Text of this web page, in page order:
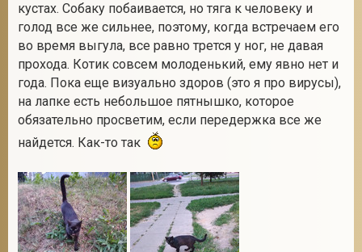
кустах. Собаку побаивается, но тяга к человеку и
голод все же сильнее, поэтому, когда встречаем его
во время выгула, все равно трется у ног, не давая
прохода. Котик совсем молоденький, ему явно нет и
года. Пока еще визуально здоров (это я про вирусы),
на лапке есть небольшое пятнышко, которое
обязательно просветим, если передержка все же
найдется. Как-то так